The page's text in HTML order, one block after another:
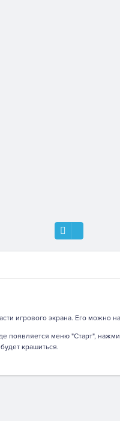
игрового экрана. Его можно
появляется меню "Старт",
крашиться.